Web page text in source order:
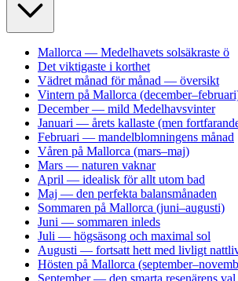
Mallorca — Medelhavets solsäkraste ö
Det viktigaste i korthet
Vädret månad för månad — översikt
Vintern på Mallorca
December — mild Medelhavsvinter
Januari — årets kallaste (men
Februari — mandelblomningens månad
Våren på Mallorca (mars–maj)
Mars — naturen vaknar
April — idealisk för allt utom bad
Maj — den perfekta balansmånaden
Sommaren på Mallorca (juni–augusti)
Juni — sommaren inleds
Juli — högsäsong och maximal sol
Augusti — fortsatt hett med livligt
Hösten på Mallorca
September — den smarta resenärens val